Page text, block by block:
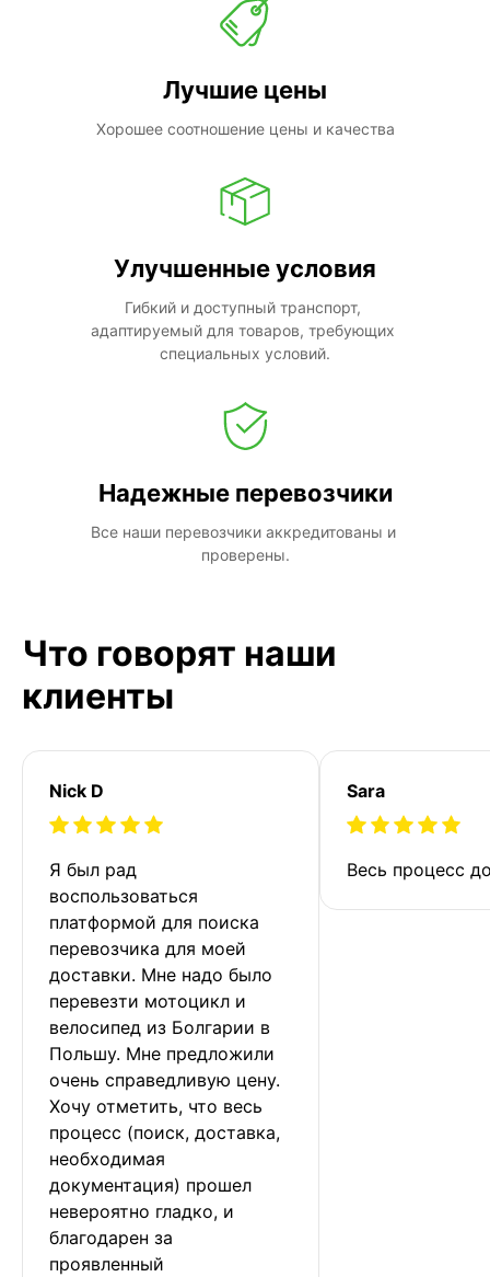
Лучшие цены
Хорошее соотношение цены и качества
Улучшенные условия
Гибкий и доступный транспорт,
адаптируемый для товаров, требующих
специальных условий.
Надежные перевозчики
Все наши перевозчики аккредитованы и
проверены.
Что говорят наши
клиенты
Nick D
Я был рад
воспользоваться
платформой для поиска
перевозчика для моей
доставки. Мне надо было
перевезти мотоцикл и
велосипед из Болгарии в
Польшу. Мне предложили
очень справедливую цену.
Хочу отметить, что весь
процесс (поиск, доставка,
необходимая
документация) прошел
невероятно гладко, и
благодарен за
проявленный
Sara
Весь процесс